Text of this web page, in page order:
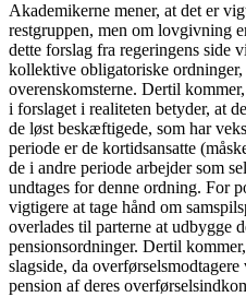
Akademikerne mener, at det er
restgruppen, men om lovgivning
dette forslag fra regeringens side
kollektive obligatoriske
overenskomsterne. Dertil
i forslaget i realiteten betyder, at
de løst beskæftigede, som har
periode er de kortidsansatte
de i andre periode arbejder som
undtages for denne ordning. For
vigtigere at tage hånd om
overlades til parterne at udbygge
pensionsordninger. Dertil
slagside, da
pension af deres